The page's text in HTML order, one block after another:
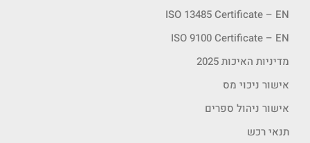
ISO 13485 Certificate – EN
ISO 9100 Certificate – EN
מדיניות האיכות 2025
אישור ניכוי מס
אישור ניהול ספרים
תנאי רכש